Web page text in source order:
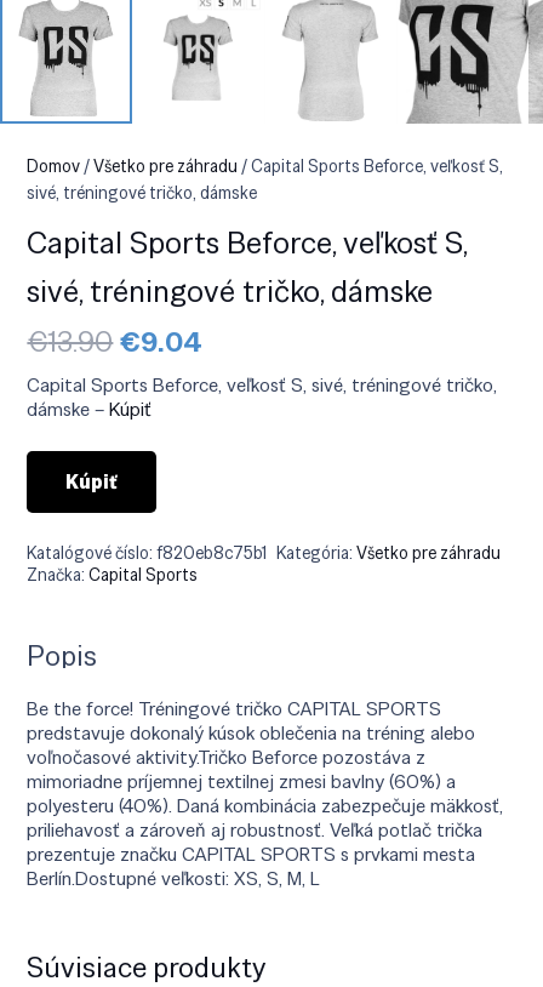
Domov/Všetko pre záhradu / Capital Sports Beforce, veľkosť S,
sivé, tréningové tričko, dámske
Capital Sports Beforce, veľkosť S,
sivé, tréningové tričko, dámske
€13.90Pôvodná
cena
bola:
€13.90.
€9.04
je:
Capital Sports Beforce, veľkosť S, sivé, tréningové tričko,
dámske –Kúpiť
Kúpiť
Katalógové číslo:f820eb8c75b1 Kategória:Všetko pre záhradu
Značka:Capital Sports
Popis
Be the force! Tréningové tričko CAPITAL SPORTS
predstavuje dokonalý kúsok oblečenia na tréning alebo
voľnočasové aktivity.Tričko Beforce pozostáva z
mimoriadne príjemnej textilnej zmesi bavlny (60%) a
polyesteru (40%). Daná kombinácia zabezpečuje mäkkosť,
priliehavosť a zároveň aj robustnosť. Veľká potlač trička
prezentuje značku CAPITAL SPORTS s prvkami mesta
Berlín.Dostupné veľkosti: XS, S, M, L
Súvisiace produkty